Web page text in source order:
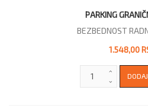
PARKING
BEZBEDNOST
1.548,00